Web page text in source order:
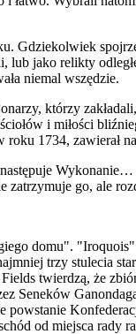
Gdziekolwiek
lub jako relikty
niemal wszędzie.
którzy
i miłości
1734, zawierał
go, ale
domu".
niej trzy stulecia
twierdzą, że
Seneków
od miejsca rady